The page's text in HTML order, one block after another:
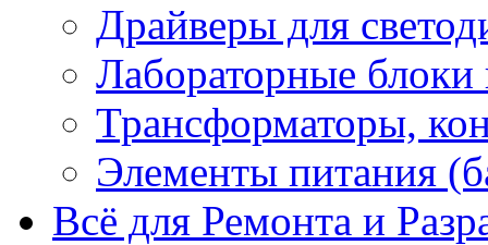
Драйверы для
Лабораторные блоки
Трансформаторы,
Элементы питания
Всё для Ремонта и